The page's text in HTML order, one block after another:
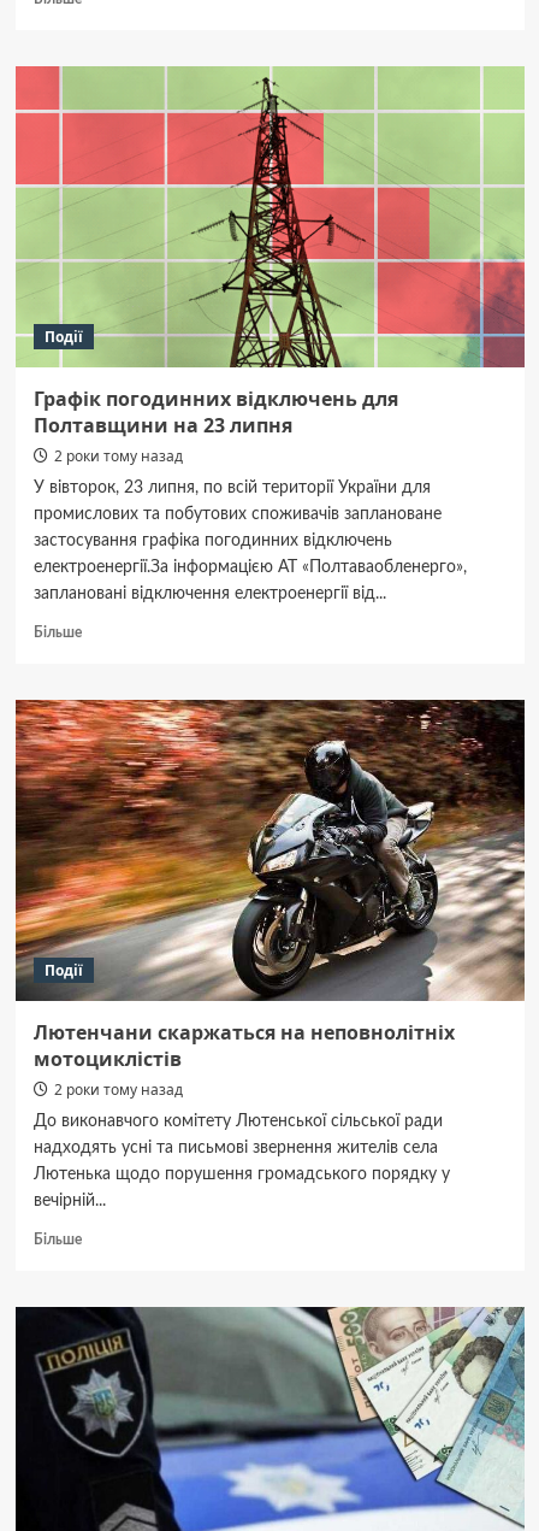
на прикладі
на вулиці
перевірити
цільове
автостоянок
Події
Графік погодинних відключень для
Полтавщини на 23 липня
2 роки тому назад
У вівторок, 23 липня, по всій території України для
промислових та побутових споживачів заплановане
застосування графіка погодинних відключень
електроенергії.За інформацією АТ «Полтаваобленерго»,
заплановані відключення електроенергії від...
БільшеДокладніше
погодинних
відключень
для
Полтавщини
на 23 липня
Події
Лютенчани скаржаться на неповнолітніх
мотоциклістів
2 роки тому назад
До виконавчого комітету Лютенської сільської ради
надходять усні та письмові звернення жителів села
Лютенька щодо порушення громадського порядку у
вечірній...
БільшеДокладніше
скаржаться
на
неповнолітніх
мотоциклістів